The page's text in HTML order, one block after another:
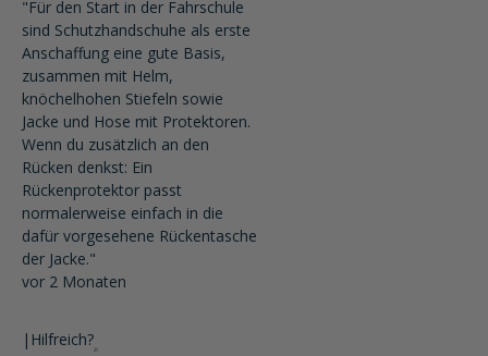
"Für den Start in der Fahrschule
sind Schutzhandschuhe als erste
Anschaffung eine gute Basis,
zusammen mit Helm,
knöchelhohen Stiefeln sowie
Jacke und Hose mit Protektoren.
Wenn du zusätzlich an den
Rücken denkst: Ein
Rückenprotektor passt
normalerweise einfach in die
dafür vorgesehene Rückentasche
der Jacke."
vor 2 Monaten
| Hilfreich?